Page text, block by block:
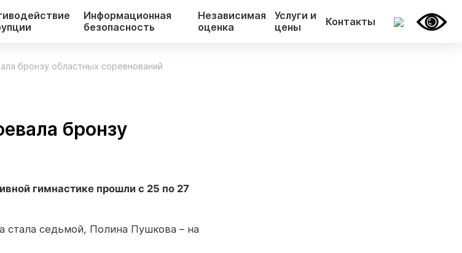
Информационная
безопасность
Независимая
оценка
Услуги и
цены
Контакты
бронзу областных соревнований
бронзу
гимнастике прошли с 25 по 27
стала седьмой, Полина Пушкова – на